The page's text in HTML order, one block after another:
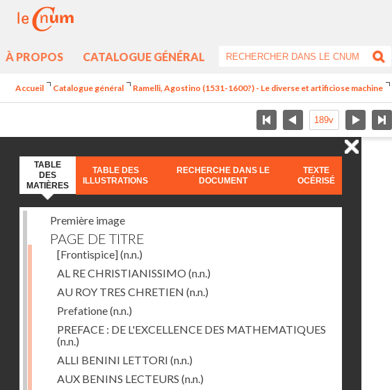
À PROPOS CATALOGUE GÉNÉRAL
Accueil Catalogue général Ramelli, Agostino (1531-1600?) - Le diverse et artificiose machine
TABLE
DES
MATIÈRES
TABLE DES
ILLUSTRATIONS
RECHERCHE DANS LE
DOCUMENT
TEXTE
OCÉRISÉ
Première image
PAGE DE TITRE
[Frontispice](n.n.)
AL RE CHRISTIANISSIMO (n.n.)
AU ROY TRES CHRETIEN (n.n.)
Prefatione(n.n.)
PREFACE : DE L'EXCELLENCE DES MATHEMATIQUES
(n.n.)
ALLI BENINI LETTORI (n.n.)
AUX BENINS LECTEURS (n.n.)